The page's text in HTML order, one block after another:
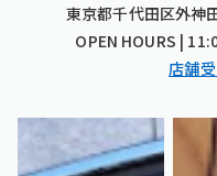
東京都千代田区外神
OPEN HOURS |
店舗